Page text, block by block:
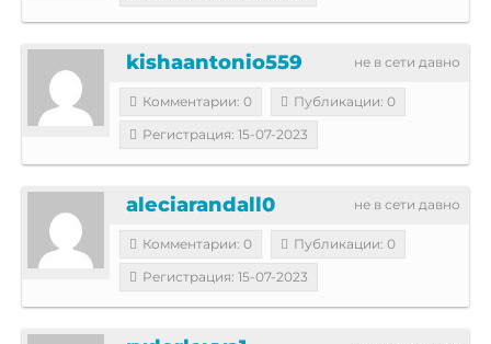
не в сети давно
kishaantonio559
Комментарии: 0
Публикации: 0
Регистрация: 15-07-2023
не в сети давно
aleciarandall0
Комментарии: 0
Публикации: 0
Регистрация: 15-07-2023